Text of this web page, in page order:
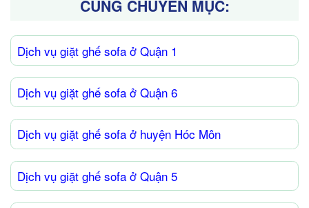
CÙNG CHUYÊN MỤC:
Dịch vụ giặt ghế sofa ở Quận 1
Dịch vụ giặt ghế sofa ở Quận 6
Dịch vụ giặt ghế sofa ở huyện Hóc Môn
Dịch vụ giặt ghế sofa ở Quận 5